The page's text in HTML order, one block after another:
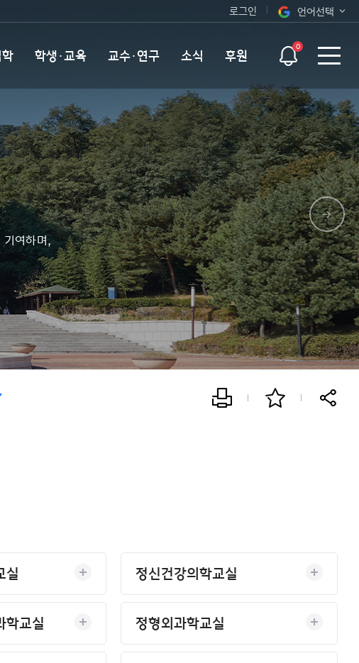
오늘 하루 보지 않기
로그인 언어선택
ENG
학생·교육 교수·연구 소식 후원
0
여하며,
실 정신건강의학교실
학교실 정형외과학교실